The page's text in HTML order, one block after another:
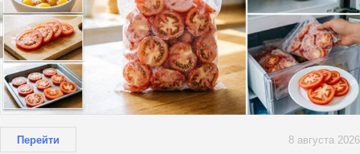
Перейти 8 августа 2026